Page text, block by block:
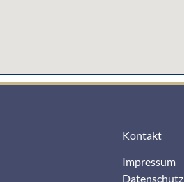
Kontakt
Impressum
Datenschutz